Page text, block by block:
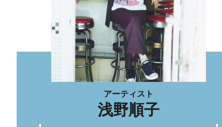
アーティスト
浅野順子